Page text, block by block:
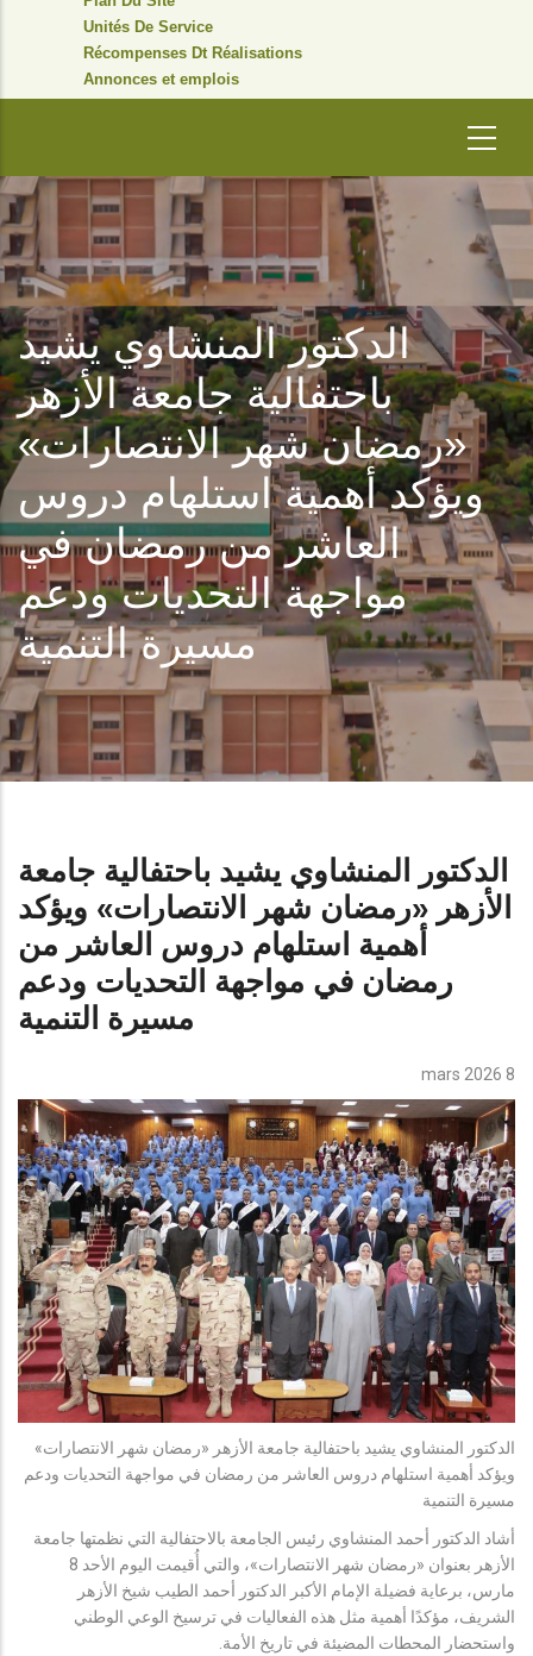
Unités De Service
Récompenses Dt Réalisations
Annonces et emplois
الدكتور المنشاوي يشيد
باحتفالية جامعة الأزهر
«رمضان شهر الانتصارات»
ويؤكد أهمية استلهام دروس
العاشر من رمضان في
مواجهة التحديات ودعم
مسيرة التنمية
الدكتور المنشاوي يشيد باحتفالية جامعة
الأزهر «رمضان شهر الانتصارات» ويؤكد
أهمية استلهام دروس العاشر من
رمضان في مواجهة التحديات ودعم
مسيرة التنمية
8 mars 2026
الدكتور المنشاوي يشيد باحتفالية جامعة الأزهر «رمضان شهر الانتصارات»
ويؤكد أهمية استلهام دروس العاشر من رمضان في مواجهة التحديات ودعم
مسيرة التنمية
أشاد الدكتور أحمد المنشاوي رئيس الجامعة بالاحتفالية التي نظمتها جامعة
الأزهر بعنوان «رمضان شهر الانتصارات»، والتي أُقيمت اليوم الأحد 8
مارس، برعاية فضيلة الإمام الأكبر الدكتور أحمد الطيب شيخ الأزهر
الشريف، مؤكدًا أهمية مثل هذه الفعاليات في ترسيخ الوعي الوطني
واستحضار المحطات المضيئة في تاريخ الأمة.